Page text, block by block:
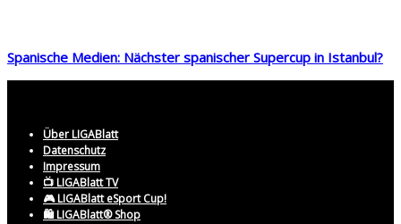
Spanische Medien: Nächster spanischer Supercup in Istanbul?
Über LIGABlatt
Datenschutz
Impressum
📺 LIGABlatt TV
🎮 LIGABlatt eSport Cup!
🛍️ LIGABlatt® Shop